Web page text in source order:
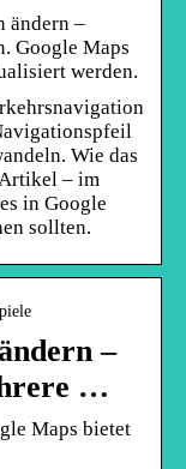
ändern –
Google Maps
werden.
Wie das
– im
in Google
sollten.
–
…
Maps bietet